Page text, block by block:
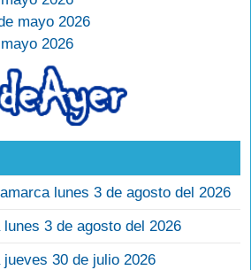
mayo 2026
2026
lunes 3 de agosto del 2026
3 de agosto del 2026
30 de julio 2026